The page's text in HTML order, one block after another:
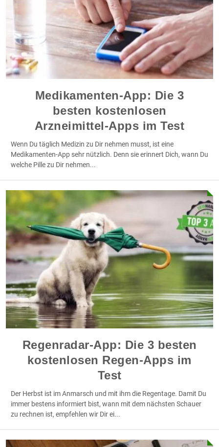
Medikamenten-App: Die 3
besten kostenlosen
Arzneimittel-Apps im Test
Wenn Du täglich Medizin zu Dir nehmen musst, ist eine
Medikamenten-App sehr nützlich. Denn sie erinnert Dich, wann Du
welche Pille zu Dir nehmen...
Regenradar-App: Die 3 besten
kostenlosen Regen-Apps im
Test
Der Herbst ist im Anmarsch und mit ihm die Regentage. Damit Du
immer bestens informiert bist, wann mit dem nächsten Schauer
zu rechnen ist, empfehlen wir Dir ei...